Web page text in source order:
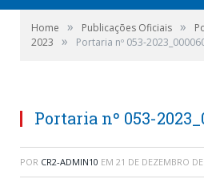
Home » Publicações Oficiais »
2023
» Portaria nº 053-
Portaria nº 053-
POR CR2-ADMIN10 EM 21 DE DEZEMBRO